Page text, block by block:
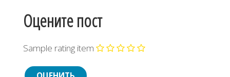
Оцените пост
Sample rating item